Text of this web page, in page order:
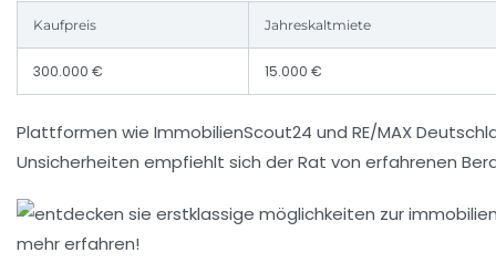
Kaufpreis Jahreskaltmiete
300.000 € 15.000 €
Plattformen wie ImmobilienScout24 und RE/MAX
Unsicherheiten empfiehlt sich der Rat von erfahrenen